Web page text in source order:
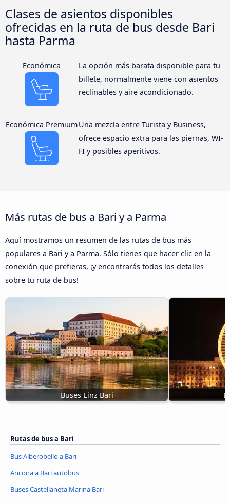
Clases de asientos disponibles
ofrecidas en la ruta de bus desde Bari
hasta Parma
Económica
La opción más barata disponible para tu
billete, normalmente viene con asientos
reclinables y aire acondicionado.
Económica PremiumUna mezcla entre Turista y Business,
ofrece espacio extra para las piernas, WI-
FI y posibles aperitivos.
Más rutas de bus a Bari y a Parma
Aquí mostramos un resumen de las rutas de bus más
populares a Bari y a Parma. Sólo tienes que hacer clic en la
conexión que prefieras, ¡y encontrarás todos los detalles
sobre tu ruta de bus!
Buses Linz Bari
Rutas de bus a Bari
Bus Alberobello a Bari
Ancona a Bari autobus
Buses Castellaneta Marina Bari